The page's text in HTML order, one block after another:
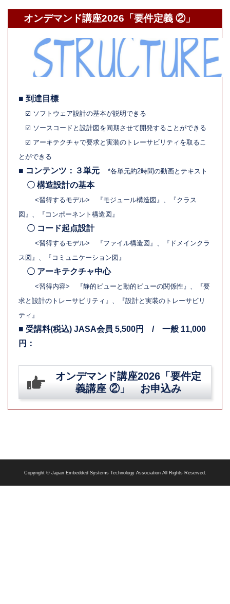
オンデマンド講座2026「要件定義 ②」
■ 到達目標
☑️ ソフトウェア設計の基本が説明できる
☑️ ソースコードと設計図を同期させて開発することができる
☑️ アーキテクチャで要求と実装のトレーサビリティを取るこ
とができる
■ コンテンツ：３単元 *各単元約2時間の動画とテキスト
〇 構造設計の基本
<習得するモデル> 『モジュール構造図』、『クラス
図』、『コンポーネント構造図』
〇 コード起点設計
<習得するモデル> 『ファイル構造図』、『ドメインクラ
ス図』、『コミュニケーション図』
〇 アーキテクチャ中心
<習得内容> 『静的ビューと動的ビューの関係性』、『要
求と設計のトレーサビリティ』、『設計と実装のトレーサビリ
ティ』
■ 受講料(税込) JASA会員 5,500円 / 一般 11,000
円：
オンデマンド講座2026「要件定
義講座 ②」 お申込み
Copyright © Japan Embedded Systems Technology Association All Rights Reserved.